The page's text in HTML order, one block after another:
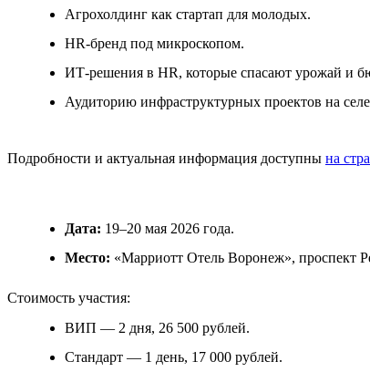
Агрохолдинг как стартап для молодых.
HR-бренд под микроскопом.
ИТ-решения в HR, которые спасают урожай и
Аудиторию инфраструктурных проектов на
Подробности и актуальная информация доступны на
Дата: 19–20 мая 2026 года.
Место: «Марриотт Отель Воронеж», проспект
Стоимость участия:
ВИП — 2 дня, 26 500 рублей.
Стандарт — 1 день, 17 000 рублей.